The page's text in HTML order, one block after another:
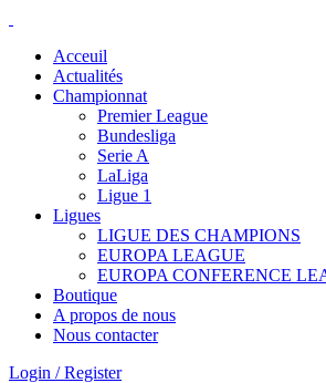
Acceuil
Actualités
Championnat
Premier League
Bundesliga
Serie A
LaLiga
Ligue 1
Ligues
LIGUE DES CHAMPIONS
EUROPA LEAGUE
EUROPA CONFERENCE
Boutique
A propos de nous
Nous contacter
Login / Register